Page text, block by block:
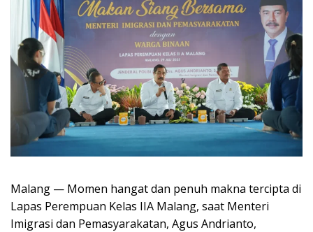
Malang — Momen hangat dan penuh makna tercipta di
Lapas Perempuan Kelas IIA Malang, saat Menteri
Imigrasi dan Pemasyarakatan, Agus Andrianto,